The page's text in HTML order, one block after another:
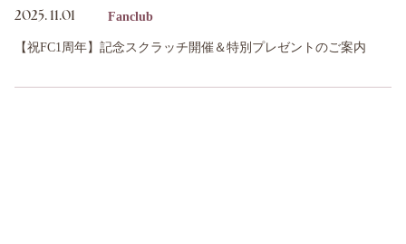
2025. 11.01 Fanclub
【祝FC1周年】記念スクラッチ開催＆特別プレゼントのご案内